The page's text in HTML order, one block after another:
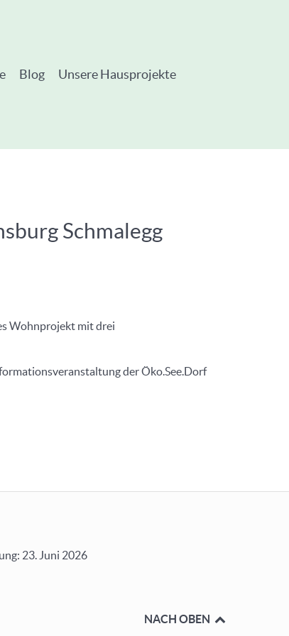
Blog Unsere Hausprojekte
Schmalegg
Wohnprojekt mit drei
der Öko.See.Dorf
23. Juni 2026
NACH OBEN